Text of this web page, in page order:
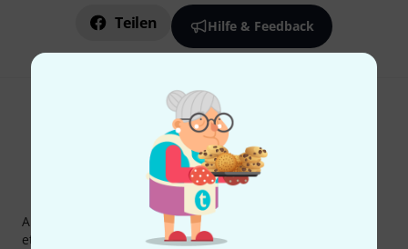
Teilen Hilfe & Feedback
Thomann Newsletter
Abonniere den Thomann Newsletter und gewinne mit
etwas Glück einen von50 Gutscheinen